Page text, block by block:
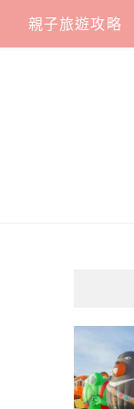
親子旅遊攻略